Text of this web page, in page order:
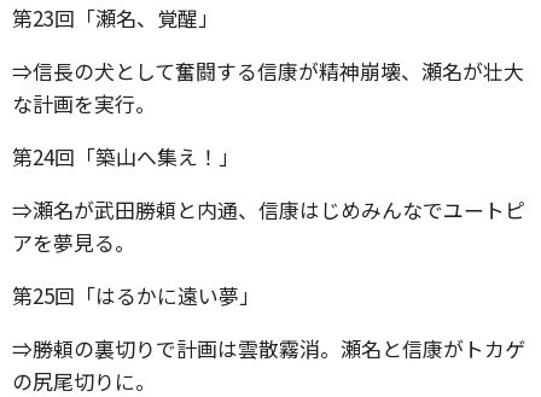
第23回「瀬名、覚醒」
⇒信長の犬として奮闘する信康が精神崩壊、瀬名が壮大
な計画を実行。
第24回「築山へ集え！」
⇒瀬名が武田勝頼と内通、信康はじめみんなでユートピ
アを夢見る。
第25回「はるかに遠い夢」
⇒勝頼の裏切りで計画は雲散霧消。瀬名と信康がトカゲ
の尻尾切りに。